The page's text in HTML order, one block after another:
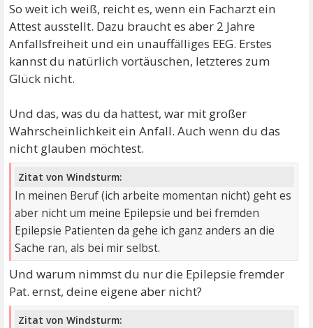
So weit ich weiß, reicht es, wenn ein Facharzt ein
Attest ausstellt. Dazu braucht es aber 2 Jahre
Anfallsfreiheit und ein unauffälliges EEG. Erstes
kannst du natürlich vortäuschen, letzteres zum
Glück nicht.
Und das, was du da hattest, war mit großer
Wahrscheinlichkeit ein Anfall. Auch wenn du das
nicht glauben möchtest.
Zitat von Windsturm:
In meinen Beruf (ich arbeite momentan nicht) geht es
aber nicht um meine Epilepsie und bei fremden
Epilepsie Patienten da gehe ich ganz anders an die
Sache ran, als bei mir selbst.
Und warum nimmst du nur die Epilepsie fremder
Pat. ernst, deine eigene aber nicht?
Zitat von Windsturm: